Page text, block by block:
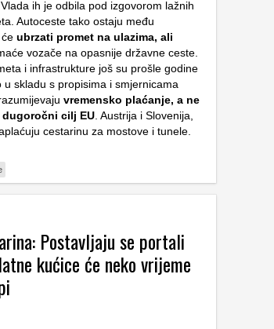
ih je odbila pod izgovorom lažnih
Autoceste tako ostaju među
ubrzati promet na ulazima, ali
vozače na opasnije državne ceste.
i infrastrukture još su prošle godine
skladu s propisima i smjernicama
vremensko plaćanje, a ne
cilj EU . Austrija i Slovenija,
cestarinu za mostove i tunele.
Postavljaju se portali
kućice će neko vrijeme